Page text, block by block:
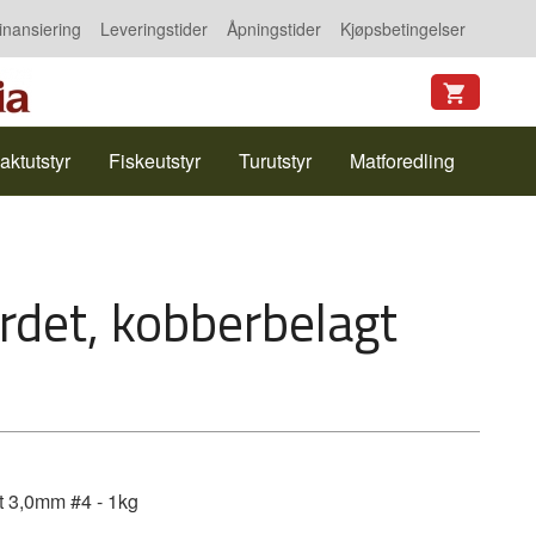
Leveringstider Åpningstider Kjøpsbetingelser
Fiskeutstyr Turutstyr Matforedling
kobberbelagt
#4 - 1kg